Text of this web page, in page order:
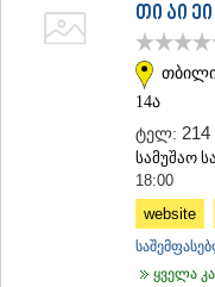
თი აი
14ა
ტელ: 214
სამუშაო
18:00
website
ყველა